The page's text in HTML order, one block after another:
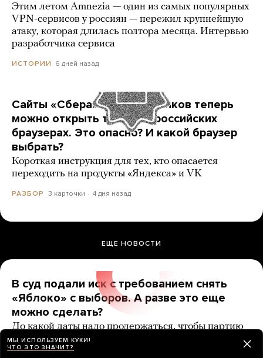
Этим летом Amnezia — один из самых популярных
VPN-сервисов у россиян — пережил крупнейшую
атаку, которая длилась полтора месяца. Интервью
разработчика сервиса
ИСТОРИИ 6 дней назад
Сайты «Сбера» и других банков теперь
можно открыть только в российских
браузерах. Это опасно? И какой браузер
выбрать?
Короткая инструкция для тех, кто опасается
переходить на продукты «Яндекса» и VK
РАЗБОР 3 карточки 4 дня назад
ЕЩЕ НОВОСТИ
В суд подали иск с требованием снять
«Яблоко» с выборов. А разве это еще
можно сделать?
До какой даты надо продержаться, чтобы партию
точно допустили?
МЫ ИСПОЛЬЗУЕМ КУКИ!
ЧТО ЭТО ЗНАЧИТ?